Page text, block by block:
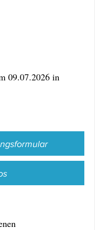
09.07.2026 in